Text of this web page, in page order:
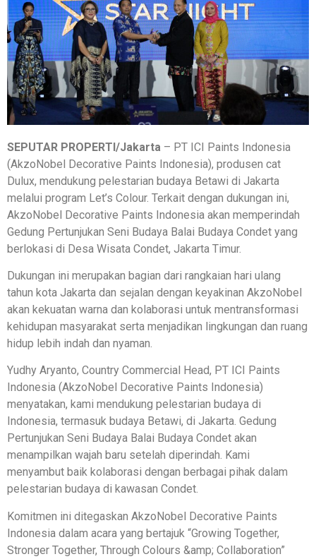
SEPUTAR PROPERTI/Jakarta – PT ICI Paints Indonesia
(AkzoNobel Decorative Paints Indonesia), produsen cat
Dulux, mendukung pelestarian budaya Betawi di Jakarta
melalui program Let’s Colour. Terkait dengan dukungan ini,
AkzoNobel Decorative Paints Indonesia akan memperindah
Gedung Pertunjukan Seni Budaya Balai Budaya Condet yang
berlokasi di Desa Wisata Condet, Jakarta Timur.
Dukungan ini merupakan bagian dari rangkaian hari ulang
tahun kota Jakarta dan sejalan dengan keyakinan AkzoNobel
akan kekuatan warna dan kolaborasi untuk mentransformasi
kehidupan masyarakat serta menjadikan lingkungan dan ruang
hidup lebih indah dan nyaman.
Yudhy Aryanto, Country Commercial Head, PT ICI Paints
Indonesia (AkzoNobel Decorative Paints Indonesia)
menyatakan, kami mendukung pelestarian budaya di
Indonesia, termasuk budaya Betawi, di Jakarta. Gedung
Pertunjukan Seni Budaya Balai Budaya Condet akan
menampilkan wajah baru setelah diperindah. Kami
menyambut baik kolaborasi dengan berbagai pihak dalam
pelestarian budaya di kawasan Condet.
Komitmen ini ditegaskan AkzoNobel Decorative Paints
Indonesia dalam acara yang bertajuk “Growing Together,
Stronger Together, Through Colours &amp; Collaboration”